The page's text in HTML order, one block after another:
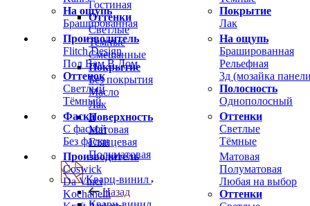
На ощупь
Брашированная
Покрытие
Лак
Производитель
Flitch Design
Пол Вам В Дом
Оттенок
Светлый
Тёмный
На ощупь
Брашированная
Рельефная
3д (мозайка
Полосность
Однополосный
Фаска
С фаской
Без фаски
Оттенки
Светлые
Тёмные
Производитель
Coswick
Da Vinci
Kochanelli
Матовая
Полуматовая
Любая на выбор
Оттенки
Гостиная
Оттенки
Светлые
Темные
Смешанные
Покрытие
Без покрытия
Масло
Лак
Поверхность
Матовая
Глянцевая
Полуматовая
Кварц-винил
Назад